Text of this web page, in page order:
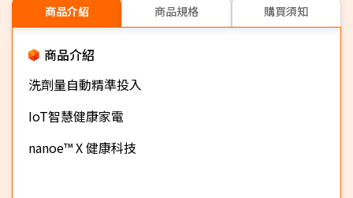
商品介紹 商品規格 購買須知
商品介紹
洗劑量自動精準投入
IoT智慧健康家電
nanoe™ X 健康科技